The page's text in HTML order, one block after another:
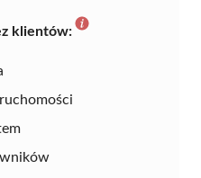
klientów: